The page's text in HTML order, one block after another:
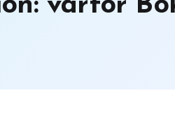
varför